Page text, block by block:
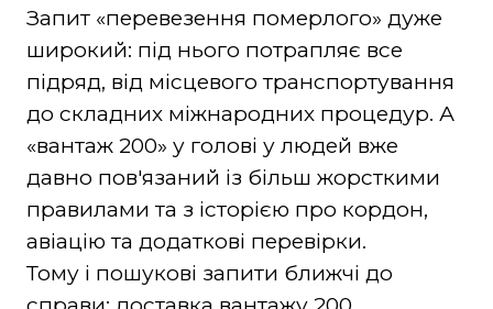
Запит «перевезення померлого» дуже
широкий: під нього потрапляє все
підряд, від місцевого транспортування
до складних міжнародних процедур. А
«вантаж 200» у голові у людей вже
давно пов'язаний із більш жорсткими
правилами та з історією про кордон,
авіацію та додаткові перевірки.
Тому і пошукові запити ближчі до